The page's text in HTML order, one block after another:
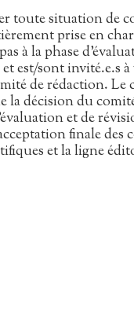
toute situation de
prise en
à la phase
est/sont invité.e.s
de rédaction.
la décision du
et de
finale
et la ligne